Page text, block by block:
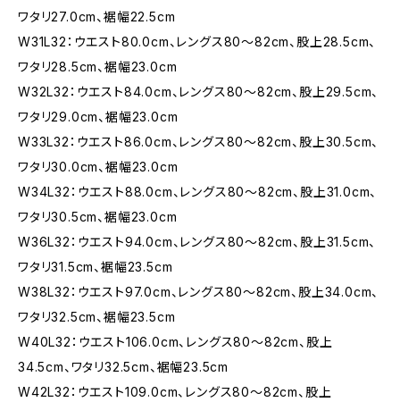
ワタリ27.0cm、裾幅22.5cm
W31L32：ウエスト80.0cm、レングス80〜82cm、股上28.5cm、
ワタリ28.5cm、裾幅23.0cm
W32L32：ウエスト84.0cm、レングス80〜82cm、股上29.5cm、
ワタリ29.0cm、裾幅23.0cm
W33L32：ウエスト86.0cm、レングス80〜82cm、股上30.5cm、
ワタリ30.0cm、裾幅23.0cm
W34L32：ウエスト88.0cm、レングス80〜82cm、股上31.0cm、
ワタリ30.5cm、裾幅23.0cm
W36L32：ウエスト94.0cm、レングス80〜82cm、股上31.5cm、
ワタリ31.5cm、裾幅23.5cm
W38L32：ウエスト97.0cm、レングス80〜82cm、股上34.0cm、
ワタリ32.5cm、裾幅23.5cm
W40L32：ウエスト106.0cm、レングス80〜82cm、股上
34.5cm、ワタリ32.5cm、裾幅23.5cm
W42L32：ウエスト109.0cm、レングス80〜82cm、股上